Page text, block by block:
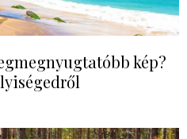
kép?